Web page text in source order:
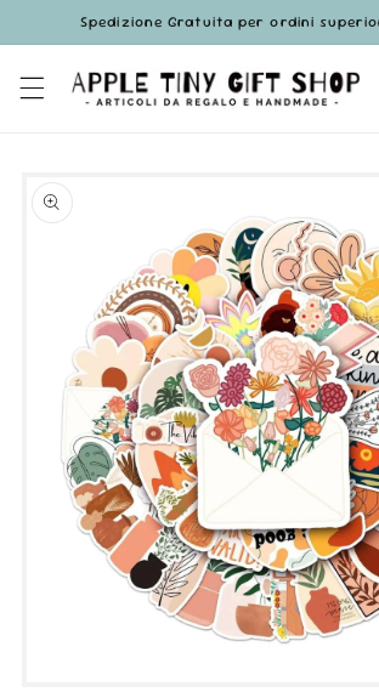
direttamente
ai contenuti
Spedizione Gratuita per ordini
informazioni
sul prodotto